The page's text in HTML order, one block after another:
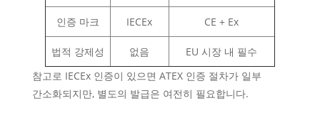
인증 마크 IECEx CE + Ex
법적 강제성 없음
EU 시장 내 필수
참고로 IECEx 인증이 있으면 ATEX 인증 절차가 일부
간소화되지만, 별도의 발급은 여전히 필요합니다.